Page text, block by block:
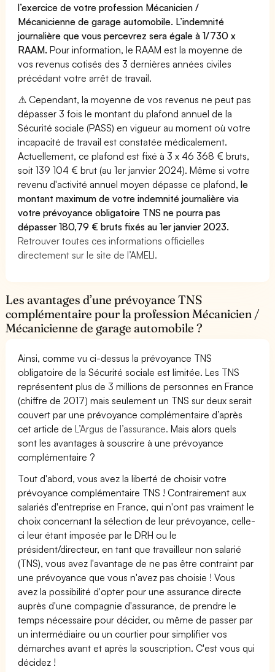
l’exercice de votre profession Mécanicien /
Mécanicienne de garage automobile. L’indemnité
journalière que vous percevrez sera égale à 1/730 x
RAAM. Pour information, le RAAM est la moyenne de
vos revenus cotisés des 3 dernières années civiles
précédant votre arrêt de travail.
⚠️ Cependant, la moyenne de vos revenus ne peut pas
dépasser 3 fois le montant du plafond annuel de la
Sécurité sociale (PASS) en vigueur au moment où votre
incapacité de travail est constatée médicalement.
Actuellement, ce plafond est fixé à 3 x 46 368 € bruts,
soit 139 104 € brut (au 1er janvier 2024). Même si votre
revenu d'activité annuel moyen dépasse ce plafond,le
montant maximum de votre indemnité journalière via
votre prévoyance obligatoire TNS ne pourra pas
dépasser 180,79 € bruts fixés au 1er janvier 2023.
Retrouver toutes ces informations officielles
directement sur le site de l’AMELI.
Les avantages d’une prévoyance TNS
complémentaire pour la profession Mécanicien /
Mécanicienne de garage automobile ?
Ainsi, comme vu ci-dessus la prévoyance TNS
obligatoire de la Sécurité sociale est limitée. Les TNS
représentent plus de 3 millions de personnes en France
(chiffre de 2017) mais seulement un TNS sur deux serait
couvert par une prévoyance complémentaire d’après
cet article deL’Argus de l’assurance. Mais alors quels
sont les avantages à souscrire à une prévoyance
complémentaire ?
Tout d'abord, vous avez la liberté de choisir votre
prévoyance complémentaire TNS ! Contrairement aux
salariés d'entreprise en France, qui n'ont pas vraiment le
choix concernant la sélection de leur prévoyance, celle-
ci leur étant imposée par le DRH ou le
président/directeur, en tant que travailleur non salarié
(TNS), vous avez l'avantage de ne pas être contraint par
une prévoyance que vous n'avez pas choisie ! Vous
avez la possibilité d'opter pour une assurance directe
auprès d'une compagnie d'assurance, de prendre le
temps nécessaire pour décider, ou même de passer par
un intermédiaire ou un courtier pour simplifier vos
démarches avant et après la souscription. C'est vous qui
décidez !